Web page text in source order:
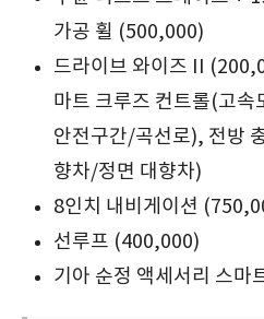
가공 휠 (500,000)
드라이브 와이즈 II
마트 크루즈 컨트롤(고
안전구간/곡선로), 전방
향차/정면 대향차)
8인치 내비게이션
선루프 (400,000)
기아 순정 액세서리 스마